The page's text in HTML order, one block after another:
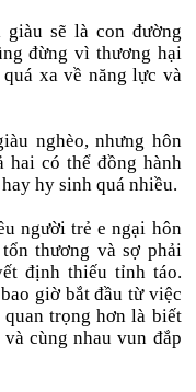
sẽ là con đường
đừng vì thương hại
xa về năng lực và
nghèo, nhưng hôn
hai có thể đồng hành
hy sinh quá nhiều.
người trẻ e ngại hôn
thương và sợ phải
định thiếu tỉnh táo.
giờ bắt đầu từ việc
trọng hơn là biết
cùng nhau vun đắp